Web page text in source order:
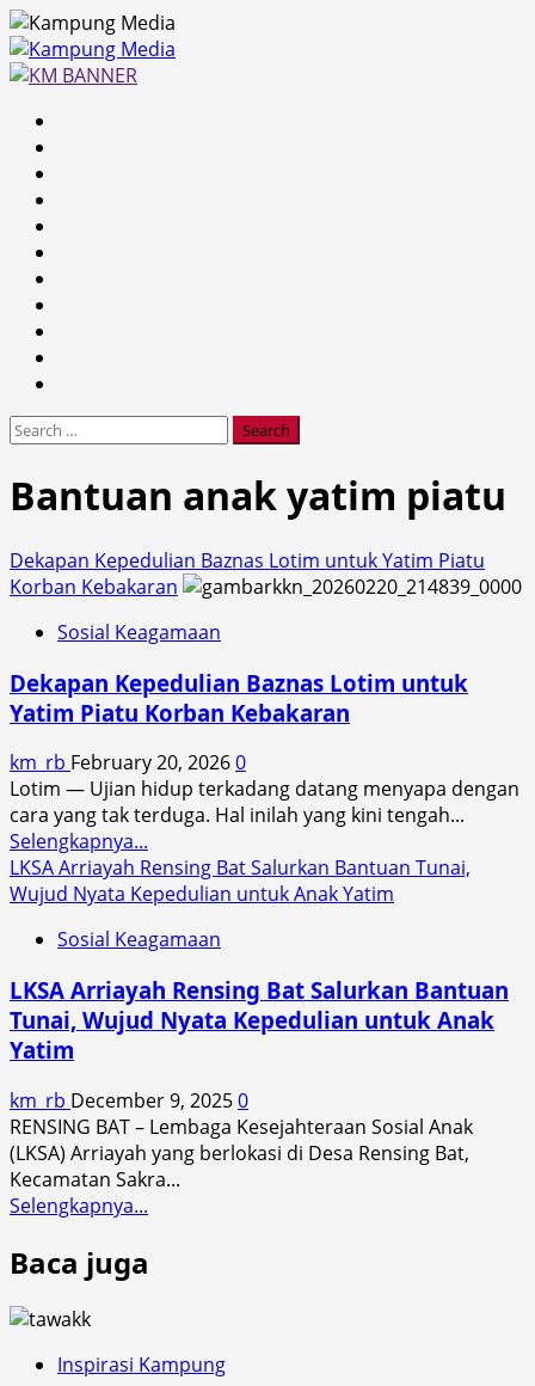
Skip
to
content
Primary
Menu
Search
Bantuan anak yatim piatu
​Dekapan Kepedulian Baznas Lotim untuk Yatim Piatu
Korban Kebakaran
Sosial Keagamaan
​Dekapan Kepedulian Baznas Lotim untuk
Yatim Piatu Korban Kebakaran
km_rb February 20, 20260
Lotim — Ujian hidup terkadang datang menyapa dengan
cara yang tak terduga. Hal inilah yang kini tengah...
Selengkapnya...
more
about
Dekapan
Baznas
Lotim
Piatu
Korban
Kebakaran
LKSA Arriayah Rensing Bat Salurkan Bantuan Tunai,
Wujud Nyata Kepedulian untuk Anak Yatim
Sosial Keagamaan
LKSA Arriayah Rensing Bat Salurkan Bantuan
Tunai, Wujud Nyata Kepedulian untuk Anak
Yatim
km_rb December 9, 20250
RENSING BAT – Lembaga Kesejahteraan Sosial Anak
(LKSA) Arriayah yang berlokasi di Desa Rensing Bat,
Kecamatan Sakra...
Selengkapnya...
Bat
Baca juga
Inspirasi Kampung